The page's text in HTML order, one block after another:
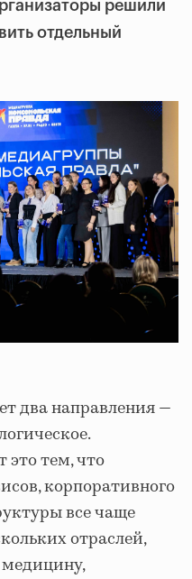
решили
отдельный
два направления —
это тем, что
корпоративного
все чаще
отраслей,
медицину,